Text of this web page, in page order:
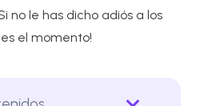
no le has dicho adiós a los
el momento!